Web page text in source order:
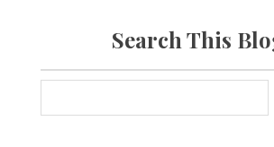
Search This